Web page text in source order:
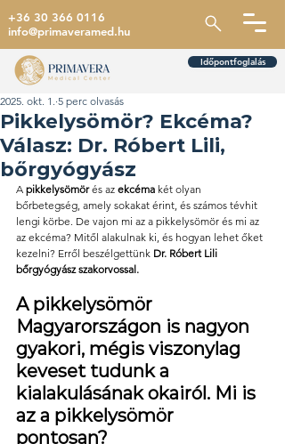
+36 30 366 0116
info@primaveramed.hu
Időpontfoglalás
Pikkelysömör? Ekcéma?
Válasz: Dr. Róbert Lili,
bőrgyógyász
2025. okt. 1. 5 perc olvasás
A pikkelysömör és az ekcéma két olyan
bőrbetegség, amely sokakat érint, és számos tévhit
lengi körbe. De vajon mi az a pikkelysömör és mi az
az ekcéma? Mitől alakulnak ki, és hogyan lehet őket
kezelni? Erről beszélgettünk Dr. Róbert Lili
bőrgyógyász szakorvossal.
A pikkelysömör
Magyarországon is nagyon
gyakori, mégis viszonylag
keveset tudunk a
kialakulásának okairól. Mi is
az a pikkelysömör
pontosan?